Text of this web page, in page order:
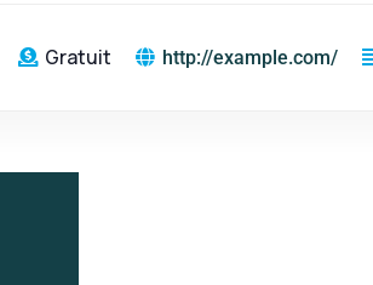
Gratuit http://example.com/